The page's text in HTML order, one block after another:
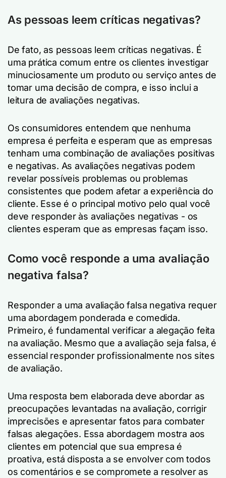
As pessoas leem críticas negativas?
De fato, as pessoas leem críticas negativas. É
uma prática comum entre os clientes investigar
minuciosamente um produto ou serviço antes de
tomar uma decisão de compra, e isso inclui a
leitura de avaliações negativas.
Os consumidores entendem que nenhuma
empresa é perfeita e esperam que as empresas
tenham uma combinação de avaliações positivas
e negativas. As avaliações negativas podem
revelar possíveis problemas ou problemas
consistentes que podem afetar a experiência do
cliente. Esse é o principal motivo pelo qual você
deve responder às avaliações negativas - os
clientes esperam que as empresas façam isso.
Como você responde a uma avaliação
negativa falsa?
Responder a uma avaliação falsa negativa requer
uma abordagem ponderada e comedida.
Primeiro, é fundamental verificar a alegação feita
na avaliação. Mesmo que a avaliação seja falsa, é
essencial responder profissionalmente nos sites
de avaliação.
Uma resposta bem elaborada deve abordar as
preocupações levantadas na avaliação, corrigir
imprecisões e apresentar fatos para combater
falsas alegações. Essa abordagem mostra aos
clientes em potencial que sua empresa é
proativa, está disposta a se envolver com todos
os comentários e se compromete a resolver as